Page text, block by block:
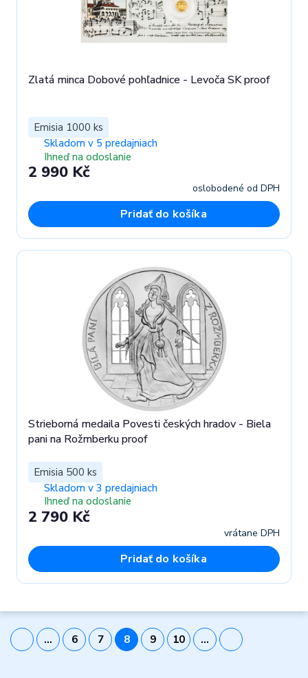
Zlatá minca Dobové pohľadnice - Levoča SK proof
Emisia 1000 ks
Skladom v 5 predajniach
Ihneď na odoslanie
2 990 Kč
oslobodené od DPH
Pridať do košíka
Strieborná medaila Povesti českých hradov - Biela
pani na Rožmberku proof
Emisia 500 ks
Skladom v 3 predajniach
Ihneď na odoslanie
2 790 Kč
vrátane DPH
Pridať do košíka
… 6 7 8 9 10 …